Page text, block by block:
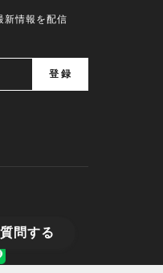
新情報を配信
問する